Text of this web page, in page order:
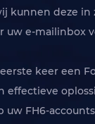
kunnen deze
e-mailinbox
keer een
effectieve
FH6-